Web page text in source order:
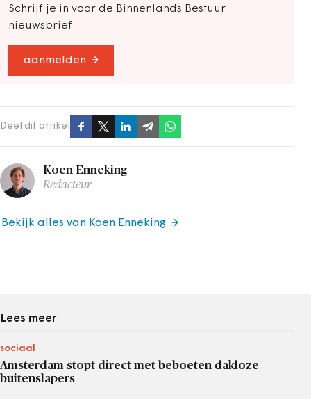
Schrijf je in voor de Binnenlands Bestuur
nieuwsbrief
aanmelden
Deel dit artikel
Koen Enneking
Redacteur
Bekijk alles van Koen Enneking
Lees meer
sociaal
Amsterdam stopt direct met beboeten dakloze
buitenslapers